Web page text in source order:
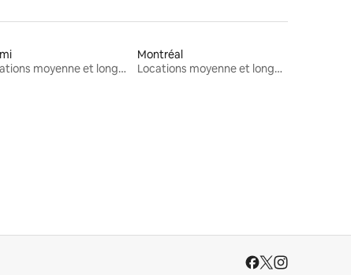
Locations moyenne et longue durée
Montréal
Locations moyenne et longue durée